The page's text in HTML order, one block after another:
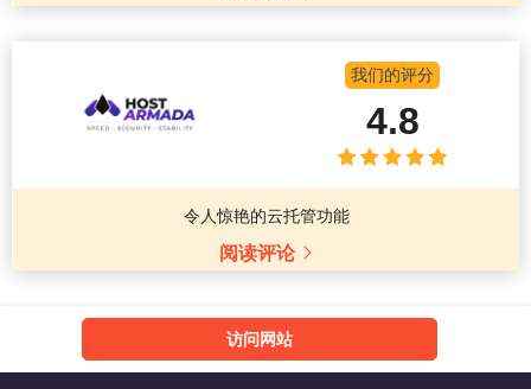
我们的评分
4.8
令人惊艳的云托管功能
阅读评论
访问网站